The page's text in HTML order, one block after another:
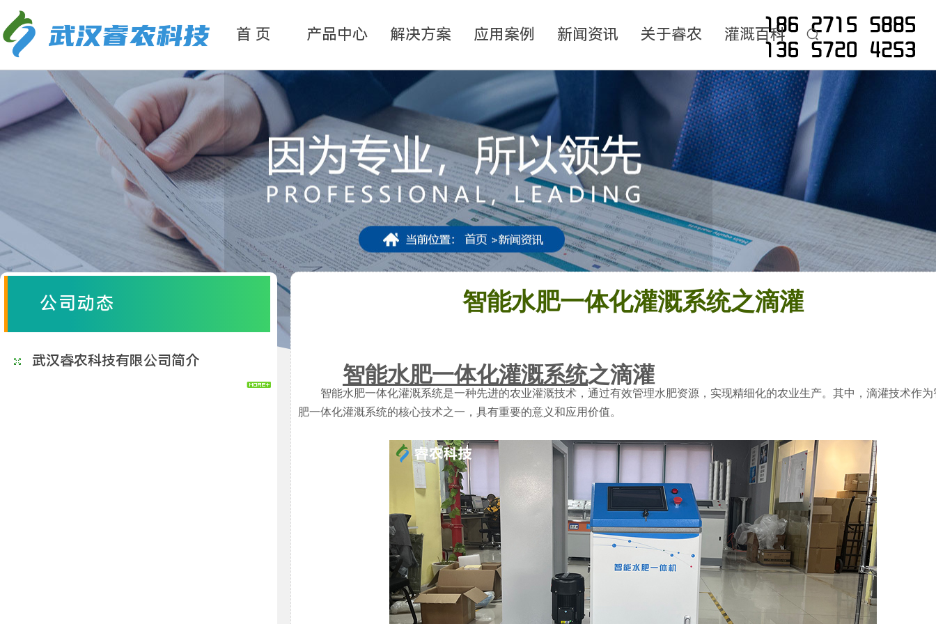
智能水肥一体化灌溉系统之滴灌
智能水肥一体化灌溉系统之滴灌
智能水肥一体化灌溉系统是一种先进的农业灌溉技术，通过有效管理水肥资源，实现精细化的农业生产。其中，滴灌技术作
肥一体化灌溉系统的核心技术之一，具有重要的意义和应用价值。
武汉睿农科技有限公司简介
公司动态
首 页 产品中心 解决方案 应用案例 新闻资讯 关于睿农 灌溉百科